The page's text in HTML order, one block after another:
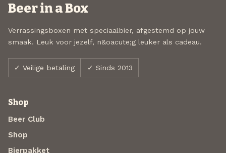
Beer in a Box
Verrassingsboxen met speciaalbier, afgestemd op jouw
smaak. Leuk voor jezelf, n&oacute;g leuker als cadeau.
✓ Veilige betaling ✓ Sinds 2013
Shop
Beer Club
Shop
Bierpakket